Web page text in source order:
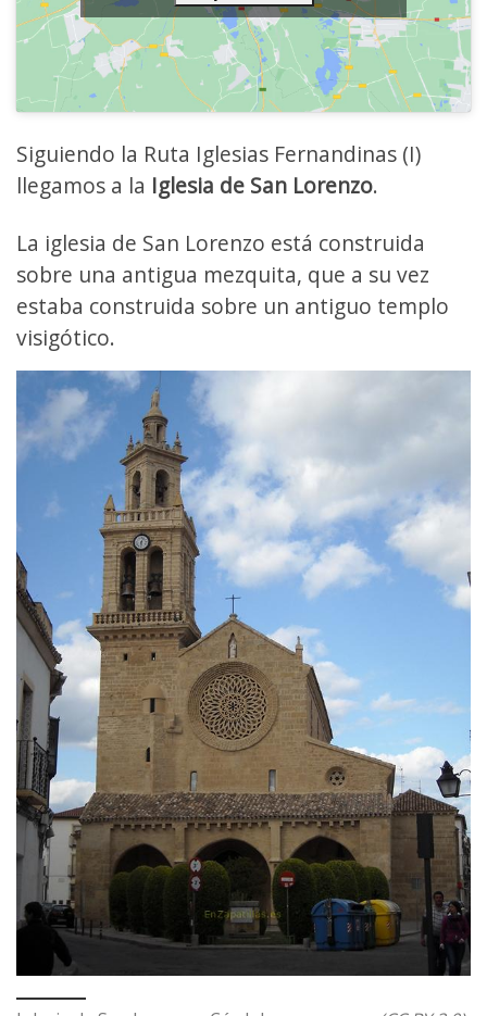
Siguiendo la Ruta Iglesias Fernandinas (I)
llegamos a la Iglesia de San Lorenzo.
La iglesia de San Lorenzo está construida
sobre una antigua mezquita, que a su vez
estaba construida sobre un antiguo templo
visigótico.